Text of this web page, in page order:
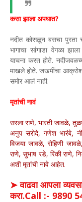
कसा झाला अपघात?
नदीत कोसळून बसचा पुरता
भागाचा सांगाडा वेगळा
याचना करत होते.
माखले होते. जखमींचा
समोर आलं नाही.
मृतांची नावं
सरला राणे, भारती जावळे,
अनुप सरोदे, गणेश भारंबे,
विजया जावळे, रोहिणी
राणे, सुभाष रडे, रिंकी राणे,
अशी मृतांची नावे आहेत.
➤ वाढवा आपला
करा.Call :- 9890